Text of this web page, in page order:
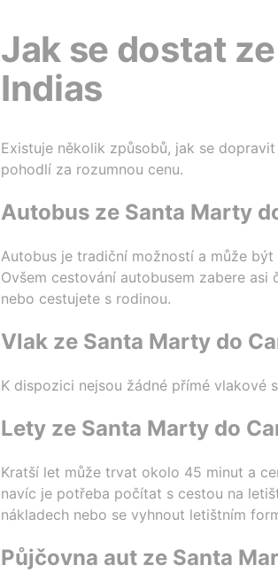
Jak se dostat
Indias
Existuje několik způsobů, jak se
pohodlí za rozumnou cenu.
Autobus ze Santa Marty
Autobus je tradiční možností a může
Ovšem cestování autobusem zabere
nebo cestujete s rodinou.
Vlak ze Santa Marty do
K dispozici nejsou žádné přímé vlakové
Lety ze Santa Marty do
Kratší let může trvat okolo 45 minut a
navíc je potřeba počítat s cestou na
nákladech nebo se vyhnout letištním
Půjčovna aut ze Santa